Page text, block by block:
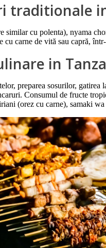
traditionale
similar cu polenta), nyama
cu carne de vită sau capră,
in
preparea sosurilor, gatirea
Consumul de fructe
(orez cu carne), samaki